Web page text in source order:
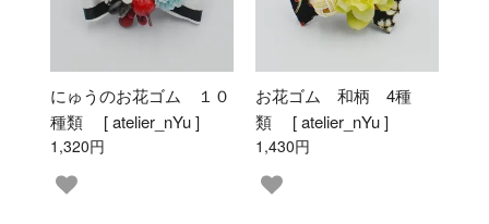
にゅうのお花ゴム １０
種類 [ atelier_nYu ]
1,320円
お花ゴム 和柄 4種
類 [ atelier_nYu ]
1,430円